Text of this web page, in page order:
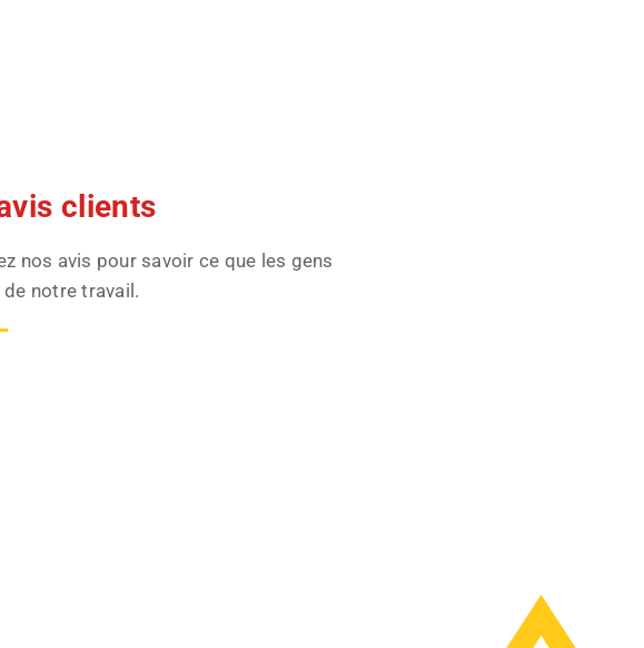
cuve
clients
nos avis pour savoir ce que les gens
notre travail.